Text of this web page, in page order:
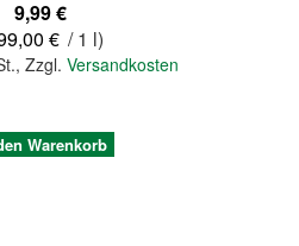
9,99 €
€ / 1 l)
,Zzgl.Versandkosten
Warenkorb